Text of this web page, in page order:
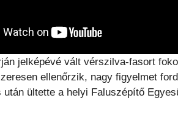
jelképévé vált vérszilva-fasort
ellenőrzik, nagy figyelmet
után ültette a helyi Faluszépítő